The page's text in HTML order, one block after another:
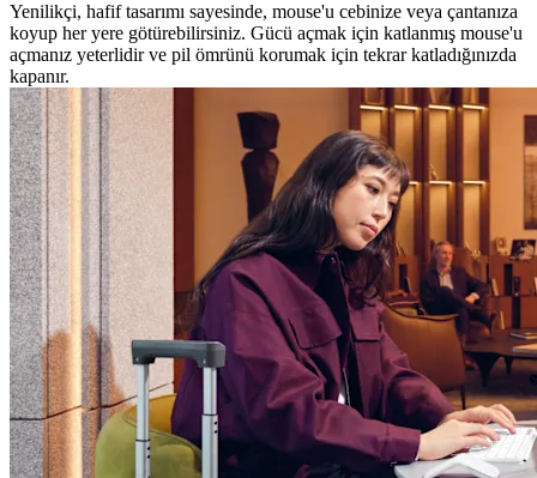
Yenilikçi, hafif tasarımı sayesinde, mouse'u cebinize veya çantanıza
koyup her yere götürebilirsiniz. Gücü açmak için katlanmış mouse'u
açmanız yeterlidir ve pil ömrünü korumak için tekrar katladığınızda
kapanır.